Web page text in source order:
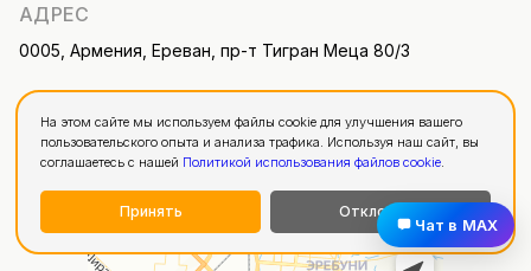
АДРЕС
0005, Армения, Ереван, пр-т Тигран Меца 80/3
На этом сайте мы используем файлы cookie для улучшения вашего
пользовательского опыта и анализа трафика. Используя наш сайт, вы
соглашаетесь с нашей Политикой использования файлов cookie.
Принять Отклонить
Чат в MAX